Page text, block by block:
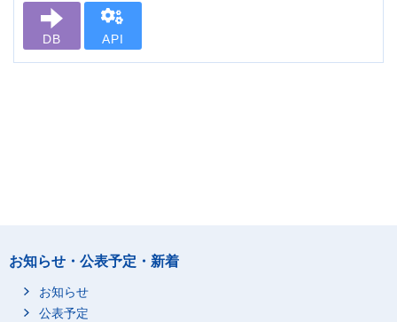
DB API
お知らせ・公表予定・新着
お知らせ
公表予定